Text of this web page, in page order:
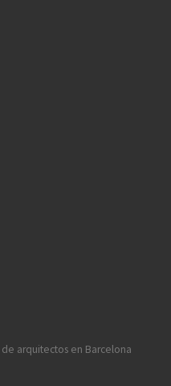
de arquitectos en Barcelona